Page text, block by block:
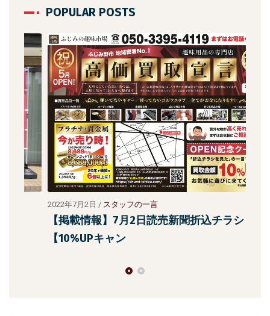
POPULAR POSTS
2022年7月2日/スタッフの一言
【掲載情報】7月2日読売新聞折込チラシ
【10%UPキャン